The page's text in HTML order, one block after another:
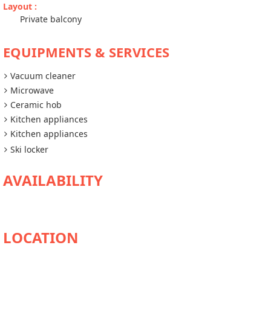
Layout :
Private balcony
EQUIPMENTS & SERVICES
Vacuum cleaner
Microwave
Ceramic hob
Kitchen appliances
Kitchen appliances
Ski locker
AVAILABILITY